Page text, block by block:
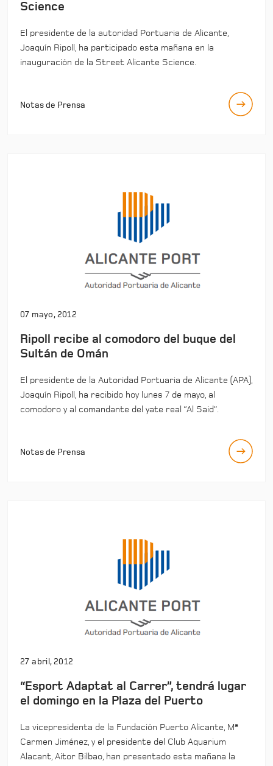
Science
El presidente de la autoridad Portuaria de Alicante,
Joaquín Ripoll, ha participado esta mañana en la
inauguración de la Street Alicante Science.
Notas de Prensa
07 mayo, 2012
Ripoll recibe al comodoro del buque del
Sultán de Omán
El presidente de la Autoridad Portuaria de Alicante (APA),
Joaquín Ripoll, ha recibido hoy lunes 7 de mayo, al
comodoro y al comandante del yate real “Al Said”.
Notas de Prensa
27 abril, 2012
“Esport Adaptat al Carrer”, tendrá lugar
el domingo en la Plaza del Puerto
La vicepresidenta de la Fundación Puerto Alicante, Mª
Carmen Jiménez, y el presidente del Club Aquarium
Alacant, Aitor Bilbao, han presentado esta mañana la